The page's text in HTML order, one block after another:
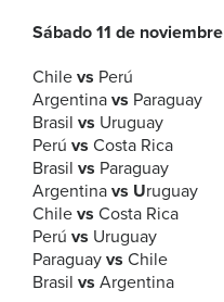
Sábado 11 de noviembre
Chile vs Perú
Argentina vs Paraguay
Brasil vs Uruguay
Perú vs Costa Rica
Brasil vs Paraguay
Argentina vs Uruguay
Chile vs Costa Rica
Perú vs Uruguay
Paraguay vs Chile
Brasil vs Argentina